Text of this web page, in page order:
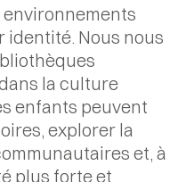
de
environnements
Nous nous
la culture
enfants peuvent
explorer la
et, à
plus forte et